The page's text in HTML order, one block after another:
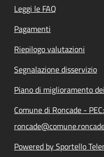
Leggi le FAQ
Pagamenti
Riepilogo valutazioni
Segnalazione disservizio
Piano di miglioramento
Comune di Roncade - PEC:
Powered by Sportello